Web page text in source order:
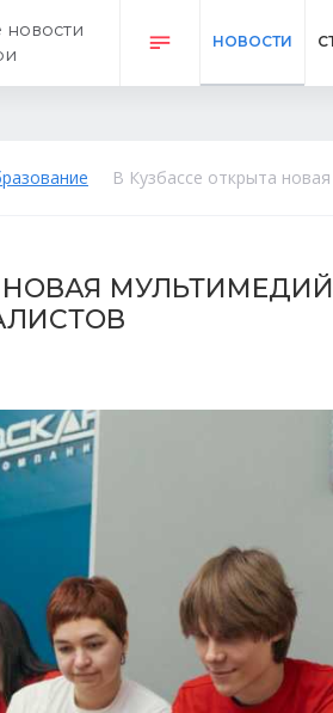
НОВОСТИ
В Кузбассе открыта
НОВАЯ